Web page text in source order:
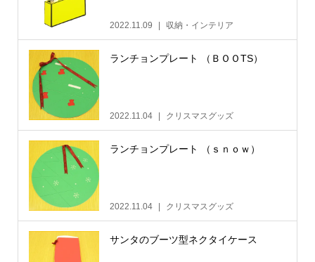
2022.11.09 収納・インテリア
ランチョンプレート （ＢＯＯTS）
2022.11.04 クリスマスグッズ
ランチョンプレート （ｓｎｏｗ）
2022.11.04 クリスマスグッズ
サンタのブーツ型ネクタイケース